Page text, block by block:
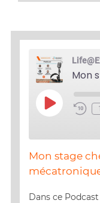
Play
Episode
RSS FEED
SHARE
Mon stage
Dans ce